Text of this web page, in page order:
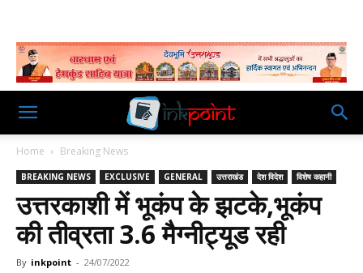
Home Breaking News
BREAKING NEWS EXCLUSIVE GENERAL उत्तराखंड देश विदेश विशेष कहानी
उत्तरकाशी में भूकंप के झटके,भूकंप
की तीव्रता 3.6 मैग्नीट्यूड रही
By inkpoint - 24/07/2022